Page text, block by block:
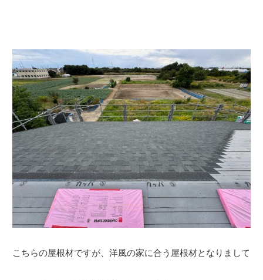
こちらの屋根材ですが、洋風の家に合う屋根材となりまして